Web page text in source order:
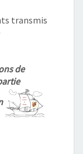
transmis
de